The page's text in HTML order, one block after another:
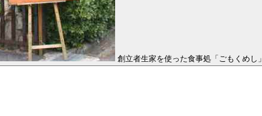
創立者生家を使った食事処「ごもくめし」